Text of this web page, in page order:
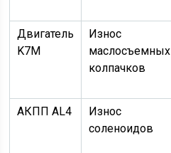
Двигатель
K7M
Износ
маслосъемных
колпачков
АКПП AL4
Износ
соленоидов